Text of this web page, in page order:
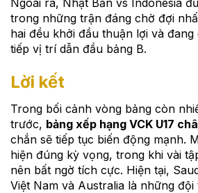
Ngoài ra, Nhật Bản vs Indonesia
trong những trận đáng chờ đợi
hai đều khởi đầu thuận lợi và
tiếp vị trí dẫn đầu bảng B.
Lời kết
Trong bối cảnh vòng bảng còn
trước, bảng xếp hạng VCK U17
chắn sẽ tiếp tục biến động mạnh.
hiện đúng kỳ vọng, trong khi vài
nên bất ngờ tích cực. Hiện tại,
Việt Nam và Australia là những đội